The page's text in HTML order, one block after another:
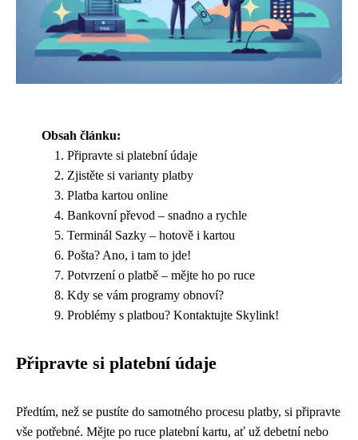
Obsah článku:
Připravte si platební údaje
Zjistěte si varianty platby
Platba kartou online
Bankovní převod – snadno a rychle
Terminál Sazky – hotově i kartou
Pošta? Ano, i tam to jde!
Potvrzení o platbě – mějte ho po ruce
Kdy se vám programy obnoví?
Problémy s platbou? Kontaktujte Skylink!
Připravte si platební údaje
Předtím, než se pustíte do samotného procesu platby, si připravte
vše potřebné. Mějte po ruce platební kartu, ať už debetní nebo